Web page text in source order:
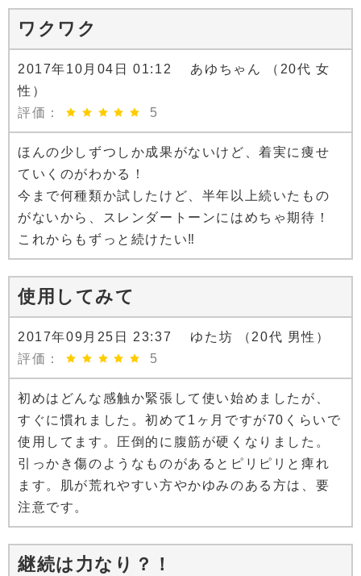
ワクワク
2017年10月04日 01:12 あゆちゃん （20代 女
性）
評価：
5
ほんの少しずつしか成果がないけど、着実に痩せ
ていくのがわかる！
今まで何種類か試したけど、半年以上続いたもの
がないから、スレンダートーンにはめちゃ期待！
これからもずっと続けたい‼
使用してみて
2017年09月25日 23:37 ゆた坊 （20代 男性）
評価：
5
初めはどんな感触か緊張して使い始めましたが、
すぐに慣れました。初めて1ヶ月ですが70くらいで
使用してます。圧倒的に腹筋が硬くなりました。
引っかき傷のようなものがあるとピリピリと痺れ
ます。肌が荒れやすい方やかゆみのある方は、要
注意です。
継続は力なり？！